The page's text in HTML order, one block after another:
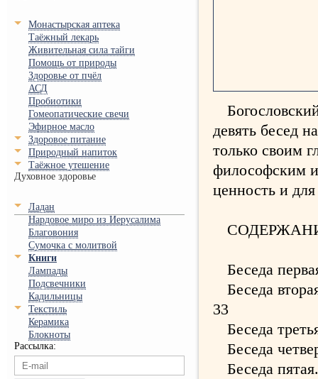
Монастырская аптека
Таёжный лекарь
Живительная сила тайги
Помощь от природы
Здоровье от пчёл
АСД
Пробиотики
Гомеопатические свечи
Эфирное масло
Здоровое питание
Природный напиток
Таёжное утешение
Духовное здоровье
Ладан
Нардовое миро из Иерусалима
Благовония
Сумочка с молитвой
Книги
Лампады
Подсвечники
Кадильницы
Текстиль
Керамика
Блокноты
Рассылка:
девять бесед
только своим
философским
ценность и
Беседа
Беседа
33
Беседа
Беседа
Беседа